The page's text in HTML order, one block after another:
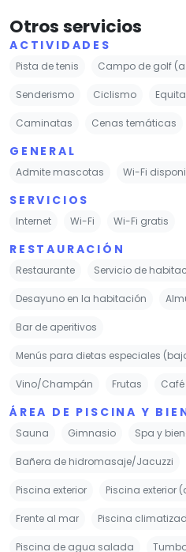
Otros servicios
ACTIVIDADES
Pista de tenis Campo de golf
Senderismo Ciclismo
Caminatas Cenas temáticas
GENERAL
Admite mascotas Wi-Fi
SERVICIOS
Internet Wi-Fi Wi-Fi gratis
RESTAURACIÓN
Restaurante Servicio de
Desayuno en la habitación
Bar de aperitivos
Menús para dietas especiales
Vino/Champán Frutas
ÁREA DE PISCINA Y
Sauna Gimnasio Spa y
Bañera de hidromasaje/Jacuzzi
Piscina exterior Piscina exterior
Frente al mar Piscina
Piscina de agua salada